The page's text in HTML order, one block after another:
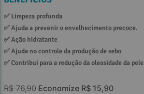
✅ Limpeza profunda
✅ Ajuda a prevenir o envelhecimento precoce.
✅ Ação hidratante
✅ Ajuda no controle da produção de sebo
✅ Contribui para a redução da oleosidade da pele
R$ 76,90 Economize R$ 15,90